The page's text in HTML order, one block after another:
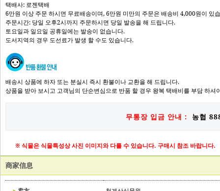
택배사: 로젠택배
6만원 이상 주문 하시면 무료배송이며, 6만원 미만의 주문은 배송비 4,000원이 있
주문시간: 당일 오후2시까지 주문하시면 당일 발송을 해 드립니다.
토요일과 일요일 공휴일에는 발송이 없습니다.
도서지역의 경우 도선료가 발생 할 수도 있습니다.
배송시 상품에 하자 또는 분실시 즉시 환불이나 교환을 해 드립니다.
상품을 받아 보시고 고객님의 단순변심으로 반품 할 경우 왕복 택배비를 부담 하셔
무통장 입금 안내 : 농협
※ 식물은 식물특성상 사진 이미지와 다를 수 있습니다. 구매시 참조 바랍니다.
商家信息